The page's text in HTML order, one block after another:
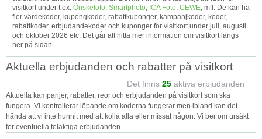
visitkort under t.ex. Önskefoto, Smartphoto, ICA Foto, CEWE, mfl. De kan ha
fler värdekoder, kupongkoder, rabattkuponger, kampanjkoder, koder,
rabattkoder, erbjudandekoder och kuponger för visitkort under juli, augusti
och oktober 2026 etc. Det går att hitta mer information om visitkort längs
ner på sidan.
Aktuella erbjudanden och rabatter på visitkort
Det finns 25 aktiva erbjudanden
Aktuella kampanjer, rabatter, reor och erbjudanden på visitkort som ska
fungera. Vi kontrollerar löpande om koderna fungerar men ibland kan det
hända att vi inte hunnit med att kolla alla eller missat någon. Vi ber om ursäkt
för eventuella felaktiga erbjudanden.